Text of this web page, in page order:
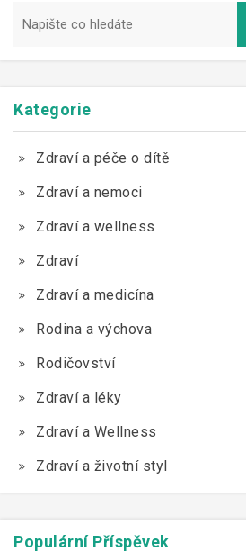
Kategorie
Zdraví a péče o dítě
Zdraví a nemoci
Zdraví a wellness
Zdraví
Zdraví a medicína
Rodina a výchova
Rodičovství
Zdraví a léky
Zdraví a Wellness
Zdraví a životní styl
Populární Příspěvek